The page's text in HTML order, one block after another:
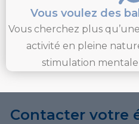
Vous voulez des
Vous cherchez plus
activité en pleine
stimulation
Contacter votre